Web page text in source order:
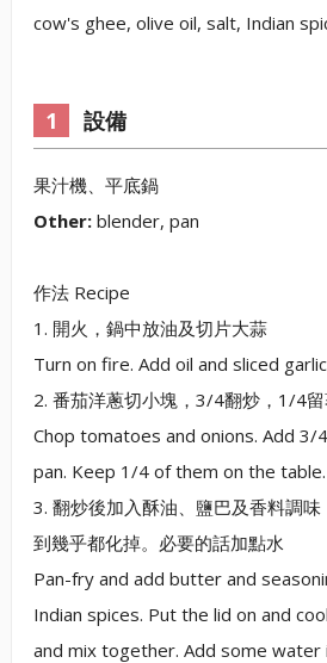
cow's ghee, olive oil, salt, Indian
設備
果汁機、平底鍋
Other:blender, pan
作法 Recipe
1. 開火，鍋中放油及切片大蒜
Turn on fire. Add oil and sliced
2. 番茄洋蔥切小塊，3/4翻炒，1/4
Chop tomatoes and onions. Add
pan. Keep 1/4 of them on the table.
3. 翻炒後加入酥油、鹽巴及香料調
到幾乎都化掉。必要的話加點水
Pan-fry and add butter and
Indian spices. Put the lid on and
and mix together. Add some water